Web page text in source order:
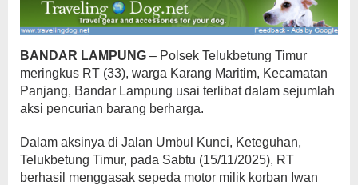
BANDAR LAMPUNG – Polsek Telukbetung Timur
meringkus RT (33), warga Karang Maritim, Kecamatan
Panjang, Bandar Lampung usai terlibat dalam sejumlah
aksi pencurian barang berharga.
Dalam aksinya di Jalan Umbul Kunci, Keteguhan,
Telukbetung Timur, pada Sabtu (15/11/2025), RT
berhasil menggasak sepeda motor milik korban Iwan